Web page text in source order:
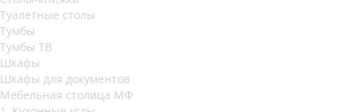
Туалетные столы
Тумбы
Тумбы ТВ
Шкафы
Шкафы для документов
Мебельная столица МФ